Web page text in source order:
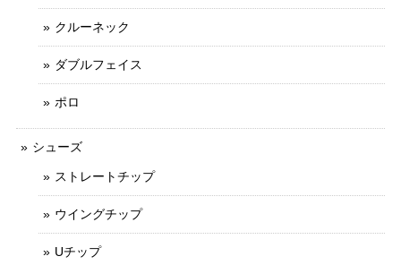
クルーネック
ダブルフェイス
ポロ
シューズ
ストレートチップ
ウイングチップ
Uチップ